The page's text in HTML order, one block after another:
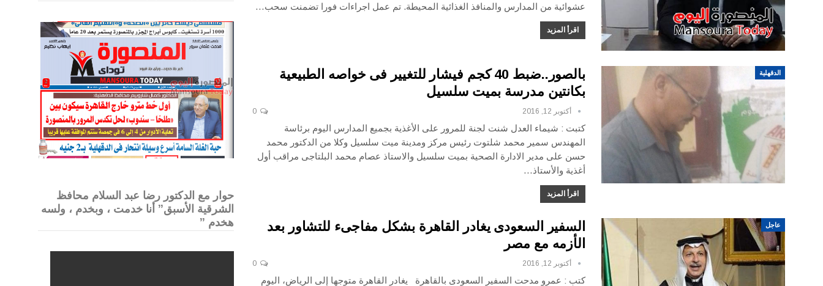
عشوائية من المدارس والمنافذ الغذائية المحيطة. تم عمل اجراءات فورا تضمنت سحب…
اقرأ المزيد
الدقهلية
بالصور..ضبط 40 كجم فيشار للتغيير فى خواصه الطبيعية
بكانتين مدرسة بميت سلسيل
أكتوبر 12, 2016
كتبت : شيماء العدل شنت لجنة للمرور على الأغذية بجميع المدارس اليوم برئاسة
المهندس سمير محمد شلتوت رئيس مركز ومدينة ميت سلسيل وكلا من الدكتور محمد
حسن على مدير الادارة الصحية بميت سلسيل والاستاذ عصام محمد البلتاجى مراقب أول
أغذية والأستاذ…
اقرأ المزيد
عاجل
السفير السعودى يغادر القاهرة بشكل مفاجىء للتشاور بعد
الأزمه مع مصر
أكتوبر 12, 2016
كتب : عمرو مدحت السفير السعودى بالقاهرة يغادر القاهرة متوجها إلى الرياض، اليوم
حوار مع الدكتور رضا عبد السلام محافظ
الشرقية الأسبق” أنا خدمت ، وبخدم ، ولسه
هخدم ”